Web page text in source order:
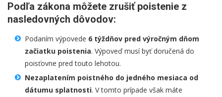
Podľa zákona môžete zrušiť poistenie z
nasledovných dôvodov:
Podaním výpovede 6 týždňov pred výročným dňom
začiatku poistenia. Výpoveď musí byť doručená do
poisťovne pred touto lehotou.
Nezaplatením poistného do jedného mesiaca od
dátumu splatnosti. V tomto prípade však máte